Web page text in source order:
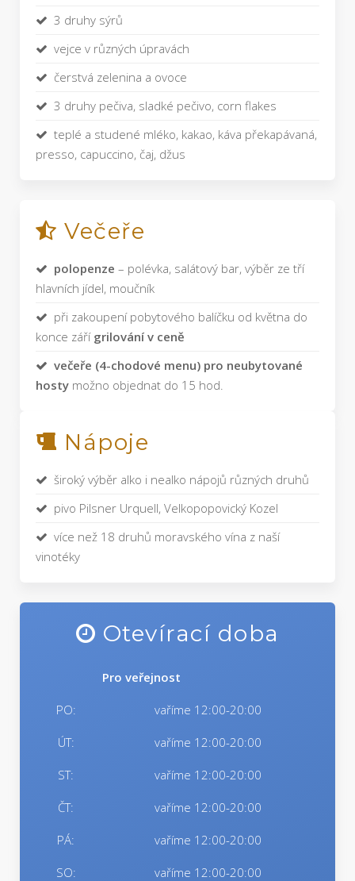
3 druhy sýrů
vejce v různých úpravách
čerstvá zelenina a ovoce
3 druhy pečiva, sladké pečivo, corn flakes
teplé a studené mléko, kakao, káva překapávaná,
presso, capuccino, čaj, džus
Večeře
polopenze – polévka, salátový bar, výběr ze tří
hlavních jídel, moučník
při zakoupení pobytového balíčku od května do
konce září grilování v ceně
večeře (4-chodové menu) pro neubytované
hosty možno objednat do 15 hod.
Nápoje
široký výběr alko i nealko nápojů různých druhů
pivo Pilsner Urquell, Velkopopovický Kozel
více než 18 druhů moravského vína z naší
vinotéky
Otevírací doba
Pro veřejnost
PO: vaříme 12:00-20:00
ÚT: vaříme 12:00-20:00
ST: vaříme 12:00-20:00
ČT: vaříme 12:00-20:00
PÁ: vaříme 12:00-20:00
SO: vaříme 12:00-20:00